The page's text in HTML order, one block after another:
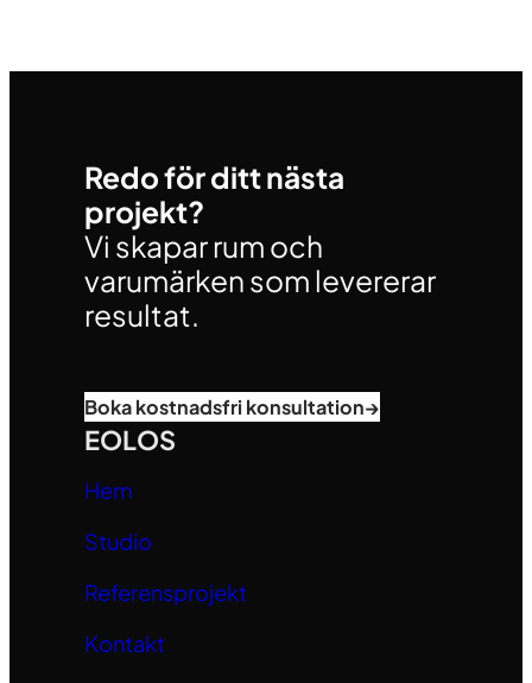
Redo för ditt nästa
projekt?
Vi skapar rum och
varumärken som levererar
resultat.
Boka kostnadsfri konsultation→
EOLOS
Hem
Studio
Referensprojekt
Kontakt